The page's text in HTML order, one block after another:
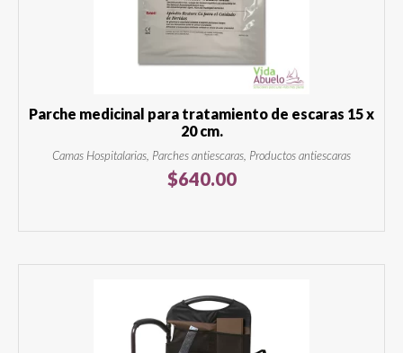
Parche medicinal para tratamiento de escaras 15 x
20 cm.
Camas Hospitalarias, Parches antiescaras, Productos antiescaras
$640.00